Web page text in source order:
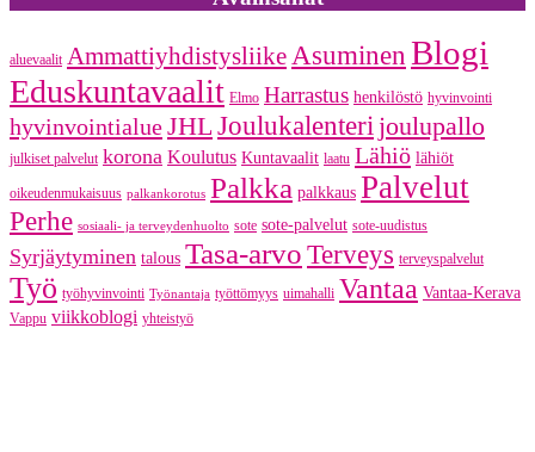
aluevaalit AmmattiyhdistysliikeAsuminen Blogi
Eduskuntavaalit Elmo Harrastus henkilöstö hyvinvointi
hyvinvointialueJHLJoulukalenterijoulupallo
julkiset palvelut korona Koulutus Kuntavaalit laatu Lähiö lähiöt
oikeudenmukaisuus palkankorotus Palkka palkkaus Palvelut
Perhe sosiaali- ja terveydenhuolto sote sote-palvelut sote-uudistus
Syrjäytyminen talous Tasa-arvo Terveys terveyspalvelut
Työ työhyvinvointi Työnantaja työttömyys uimahalli Vantaa Vantaa-Kerava
Vappu viikkoblogi yhteistyö